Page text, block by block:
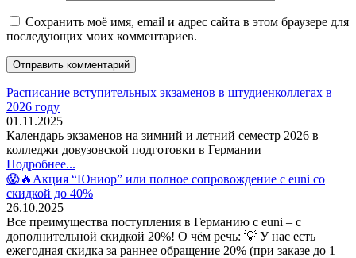
Сохранить моё имя, email и адрес сайта в этом браузере для
последующих моих комментариев.
Расписание вступительных экзаменов в штудиенколлегах в
2026 году
01.11.2025
Календарь экзаменов на зимний и летний семестр 2026 в
колледжи довузовской подготовки в Германии
Подробнее...
😱🔥Акция “Юниор” или полное сопровождение с euni со
скидкой до 40%
26.10.2025
Все преимущества поступления в Германию с euni – с
дополнительной скидкой 20%! О чём речь: 💡 У нас есть
ежегодная скидка за раннее обращение 20% (при заказе до 1